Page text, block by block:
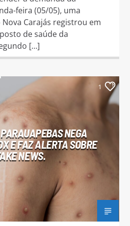
feira (05/05), uma
Carajás registrou em
de saúde da
[…]
1
NEGA
E FAZ ALERTA SOBRE
NEWS.